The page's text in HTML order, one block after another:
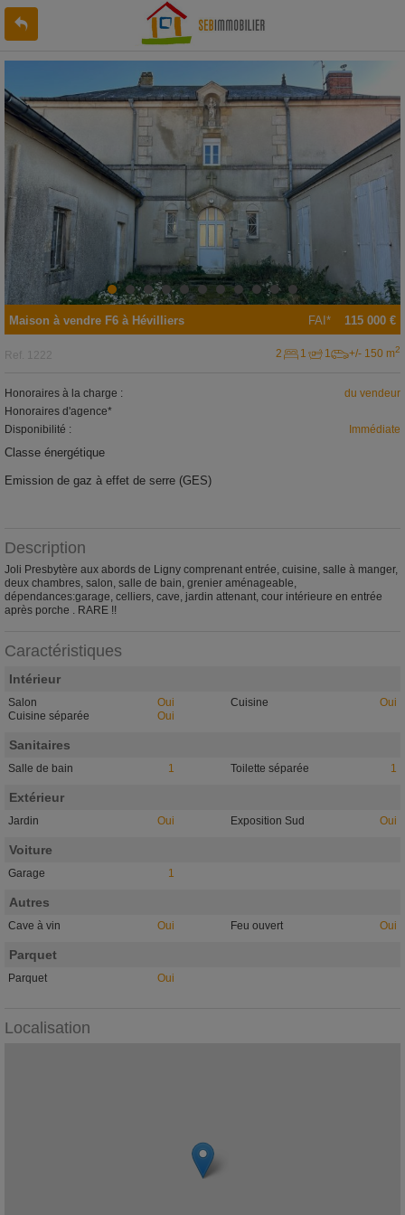
115 000 €
Maison à vendre F6 à Hévilliers FAI*
Ref. 1222 2 1 1 +/- 150 m2
Honoraires à la charge :
du vendeur
Honoraires d'agence*
Disponibilité :
Immédiate
Classe énergétique
Emission de gaz à effet de serre (GES)
Description
Joli Presbytère aux abords de Ligny comprenant entrée, cuisine, salle à manger,
deux chambres, salon, salle de bain, grenier aménageable,
dépendances:garage, celliers, cave, jardin attenant, cour intérieure en entrée
après porche . RARE !!
Caractéristiques
Intérieur
Salon Oui Cuisine
Oui
Cuisine séparée
Oui
Sanitaires
Salle de bain 1 Toilette séparée 1
Extérieur
Jardin Oui Exposition Sud Oui
Voiture
Garage 1
Autres
Cave à vin Oui Feu ouvert Oui
Parquet
Parquet Oui
Localisation